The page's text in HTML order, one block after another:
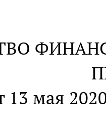
13 мая